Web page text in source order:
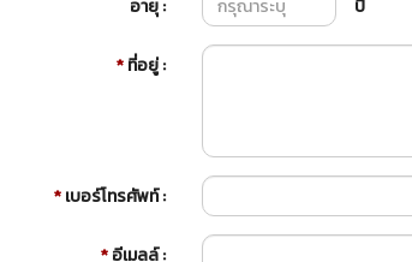
อายุ : ปี
*ที่อยู่ :
*เบอร์โทรศัพท์ :
*อีเมลล์ :